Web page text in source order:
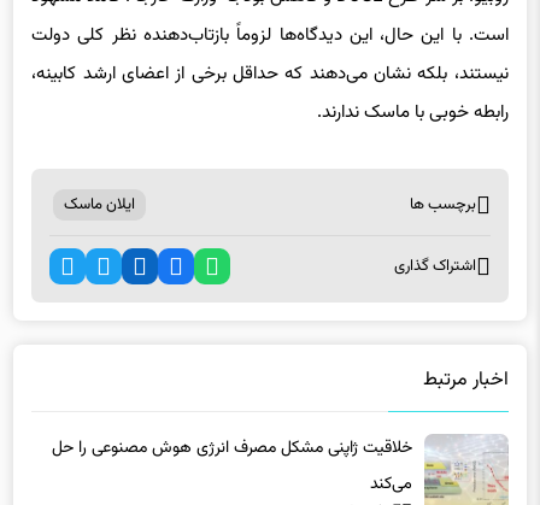
است. با این حال، این دیدگاه‌ها لزوماً بازتاب‌دهنده نظر کلی دولت
نیستند، بلکه نشان می‌دهند که حداقل برخی از اعضای ارشد کابینه،
رابطه خوبی با ماسک ندارند.
برچسب ها ایلان ماسک
اشتراک گذاری
اخبار مرتبط
خلاقیت ژاپنی مشکل مصرف انرژی هوش مصنوعی را حل
می‌کند